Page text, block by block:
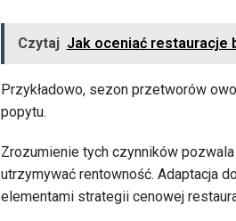
Czytaj Jak oceniać restauracje
Przykładowo, sezon przetworów
popytu.
Zrozumienie tych czynników
utrzymywać rentowność. Adaptacja
elementami strategii cenowej